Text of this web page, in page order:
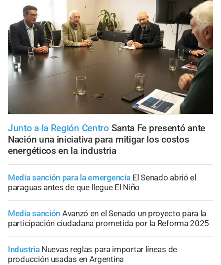
Junto a la Región Centro Santa Fe presentó ante
Nación una iniciativa para mitigar los costos
energéticos en la industria
Media sanción para la emergencia El Senado abrió el
paraguas antes de que llegue El Niño
Media sanción Avanzó en el Senado un proyecto para la
participación ciudadana prometida por la Reforma 2025
Industria Nuevas reglas para importar líneas de
producción usadas en Argentina